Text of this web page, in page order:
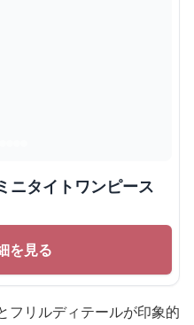
ニタイトワンピース
を見る
フリルディテールが印象的